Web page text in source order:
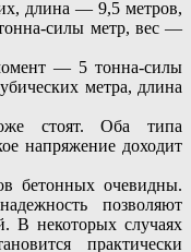
длина — 9,5 метров,
силы метр, вес —
— 5 тонна-силы
метра, длина
стоят. Оба типа
напряжение доходит
бетонных очевидны.
позволяют
В некоторых случаях
практически